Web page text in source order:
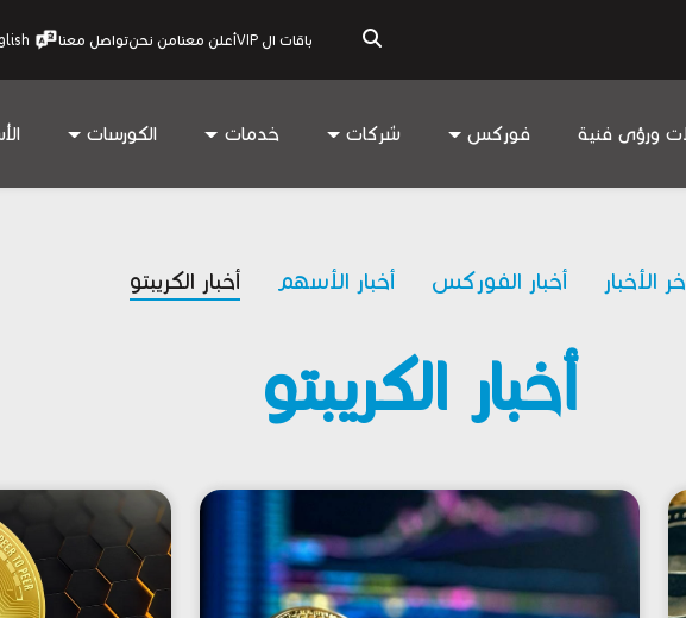
باقات ال VIP أعلن معنامن نحنتواصل معنا
ورؤى فنية فوركس شركات خدمات الكورسات
الأخبار أخبار الفوركس أخبار الأسهم أخبار الكريبتو
أخبار الكريبتو